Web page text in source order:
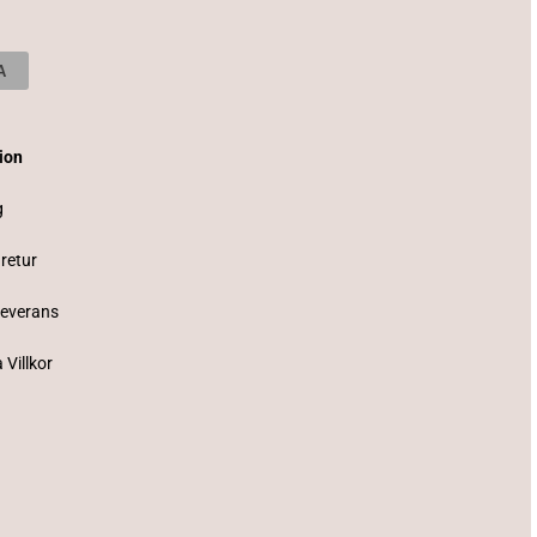
Villkor